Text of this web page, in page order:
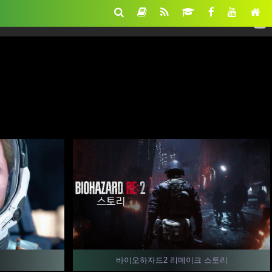
바이오하자드2 리메이크 스토리